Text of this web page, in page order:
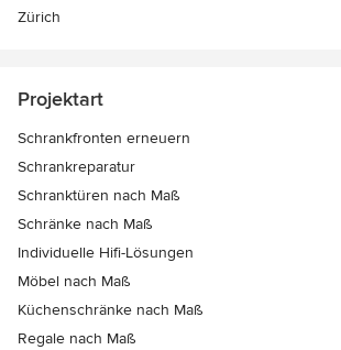
Zürich
Projektart
Schrankfronten erneuern
Schrankreparatur
Schranktüren nach Maß
Schränke nach Maß
Individuelle Hifi-Lösungen
Möbel nach Maß
Küchenschränke nach Maß
Regale nach Maß